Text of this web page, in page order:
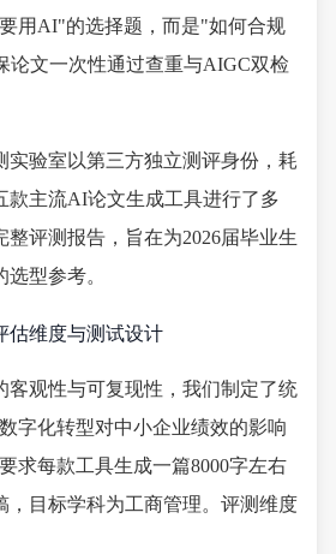
用AI"的选择题，而是"如何合规
论文一次性通过查重与AIGC双检
实验室以第三方独立测评身份，耗
款主流AI论文生成工具进行了多
整评测报告，旨在为2026届毕业生
型参考。
估维度与测试设计
客观性与可复现性，我们制定了统
字化转型对中小企业绩效的影响
求每款工具生成一篇8000字左右
，目标学科为工商管理。评测维度